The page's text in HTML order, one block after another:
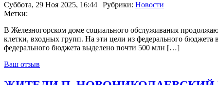
Суббота, 29 Ноя 2025, 16:44 | Рубрики: Новости
Метки:
В Железногорском доме социального обслуживания
клетки, входных групп. На эти цели из федерального бюджета
федерального бюджета выделено почти 500 млн […]
Ваш отзыв